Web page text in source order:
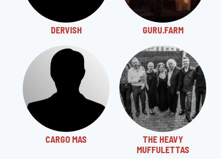
DERVISH GURU.FARM
CARGO MAS
THE HEAVY
MUFFULETTAS